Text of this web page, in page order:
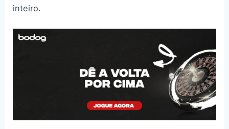
inteiro.